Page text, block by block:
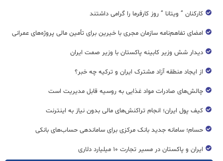
کارکنان ” ویتانا ” روز کارفرما را گرامی داشتند
امضای تفاهم‌نامه سازمان مجری با خیرین برای تأمین مالی پروژه‌های عمرانی
دیدار شش وزیر کابینه پاکستان با وزير صمت ایران
از ایجاد منطقه آزاد مشترک ایران و ترکیه چه خبر؟
چالش‌های صادرات مواد غذایی به روسیه قابل مدیریت است
کیف پول ایران؛ انجام تراکنش‌های مالی بدون نیاز به اینترنت
حسام؛ سامانه جدید بانک مرکزی برای ساماندهی حساب‌های بانکی
ایران و پاکستان در مسیر تجارت ۱۰ میلیارد دلاری